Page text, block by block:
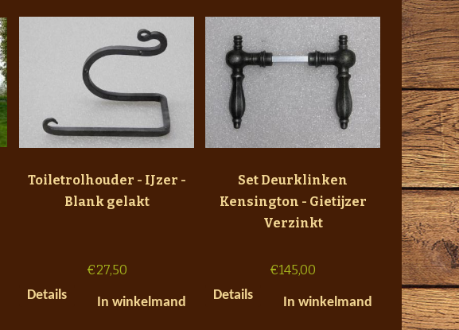
Toiletrolhouder - IJzer -
Blank gelakt
€27,50
Details
In winkelmand
Set Deurklinken
Kensington - Gietijzer
Verzinkt
€145,00
Details
In winkelmand